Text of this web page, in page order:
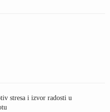
stresa i izvor radosti u